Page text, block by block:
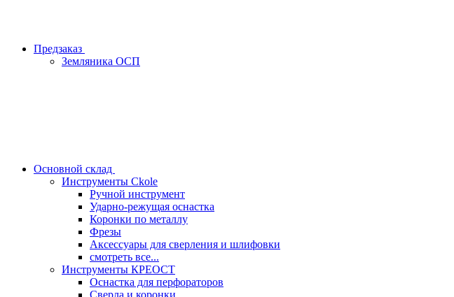
Предзаказ
Земляника ОСП
Основной склад
Инструменты Ckole
Ручной инструмент
Ударно‑режущая оснастка
Коронки по металлу
Фрезы
Аксессуары для сверления и шлифовки
смотреть все...
Инструменты КРЕОСТ
Оснастка для перфораторов
Сверла и коронки